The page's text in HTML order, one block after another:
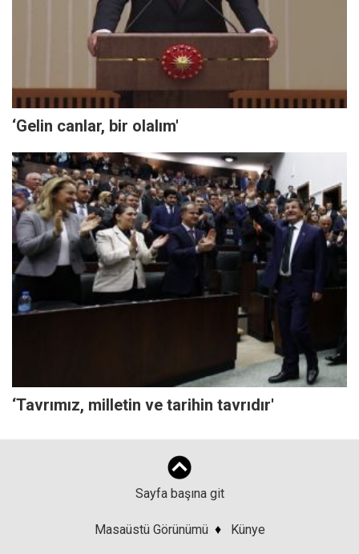
‘Gelin canlar, bir olalım'
‘Tavrımız, milletin ve tarihin tavrıdır'
Sayfa başına git
Masaüstü Görünümü ♦ Künye